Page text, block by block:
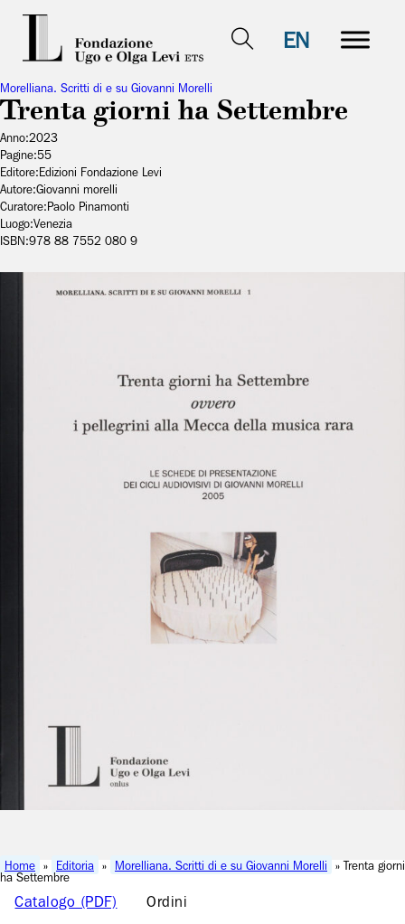
EN
Trenta giorni ha Settembre
Anno:2023
Pagine:55
Editore:Edizioni Fondazione Levi
Autore:Giovanni morelli
Curatore:Paolo Pinamonti
Luogo:Venezia
ISBN:978 88 7552 080 9
Morelliana. Scritti di e su Giovanni Morelli
Home » Editoria » Morelliana. Scritti di e su Giovanni Morelli
» Trenta giorni
ha Settembre
Catalogo (PDF) Ordini